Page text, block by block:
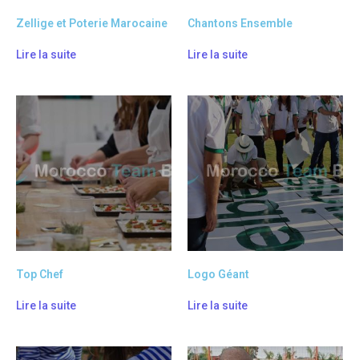
Zellige et Poterie Marocaine
Lire la suite
Chantons Ensemble
Lire la suite
Top Chef
Lire la suite
Logo Géant
Lire la suite